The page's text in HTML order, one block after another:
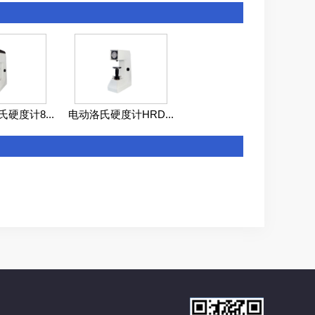
硬度计8... 电动洛氏硬度计HRD...